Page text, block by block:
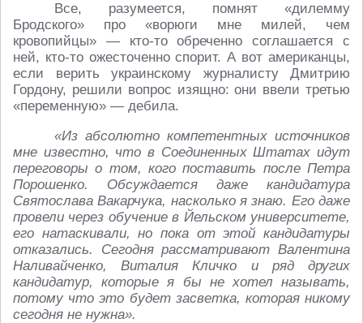
Все, разумеется, помнят «дилемму
Бродского» про «ворюги мне милей, чем
кровопийцы» — кто-то обреченно соглашается с
ней, кто-то ожесточенно спорит. А вот американцы,
если верить украинскому журналисту Дмитрию
Гордону, решили вопрос изящно: они ввели третью
«переменную» — дебила.
«Из абсолютно компетентных источников
мне известно, что в Соединенных Штатах идут
переговоры о том, кого поставить после Петра
Порошенко. Обсуждается даже кандидатура
Святослава Вакарчука, насколько я знаю. Его даже
провели через обучение в Йельском университете,
его натаскивали, но пока от этой кандидатуры
отказались. Сегодня рассматривают Валентина
Наливайченко, Виталия Кличко и ряд других
кандидатур, которые я бы не хотел называть,
потому что это будет засветка, которая никому
сегодня не нужна».